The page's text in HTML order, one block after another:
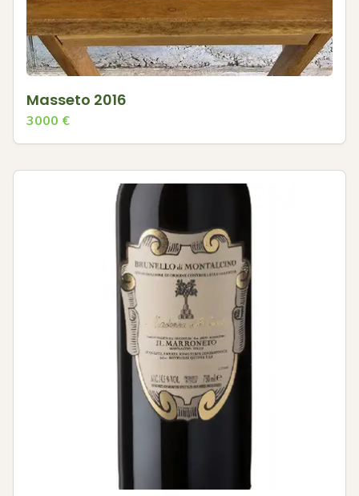
Masseto 2016
3000 €